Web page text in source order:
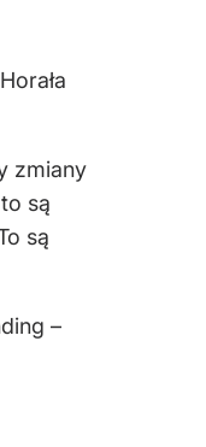
zmiany
są
są
–